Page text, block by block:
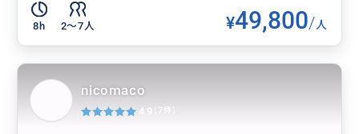
8h 2〜7人 ¥49,800/人
nicomaco
4.9 (7件)